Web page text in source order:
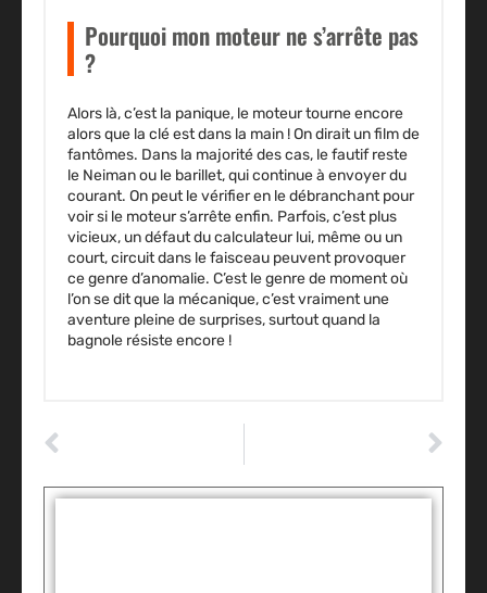
Pourquoi mon moteur ne s’arrête pas
?
Alors là, c’est la panique, le moteur tourne encore
alors que la clé est dans la main ! On dirait un film de
fantômes. Dans la majorité des cas, le fautif reste
le Neiman ou le barillet, qui continue à envoyer du
courant. On peut le vérifier en le débranchant pour
voir si le moteur s’arrête enfin. Parfois, c’est plus
vicieux, un défaut du calculateur lui, même ou un
court, circuit dans le faisceau peuvent provoquer
ce genre d’anomalie. C’est le genre de moment où
l’on se dit que la mécanique, c’est vraiment une
aventure pleine de surprises, surtout quand la
bagnole résiste encore !